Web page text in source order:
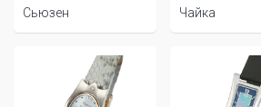
Сьюзен Чайка